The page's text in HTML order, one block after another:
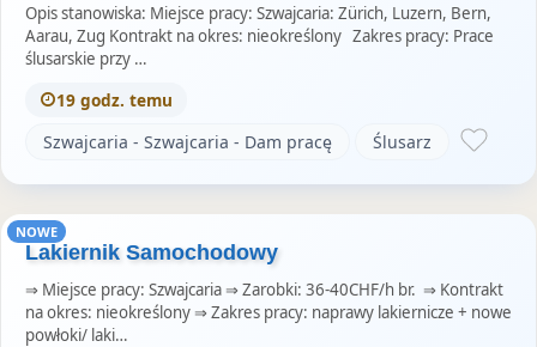
Opis stanowiska: Miejsce pracy: Szwajcaria: Zürich, Luzern, Bern,
Aarau, Zug Kontrakt na okres: nieokreślony Zakres pracy: Prace
ślusarskie przy …
19 godz. temu
Szwajcaria - Szwajcaria - Dam pracę
Ślusarz
NOWE
Lakiernik Samochodowy
⇒ Miejsce pracy: Szwajcaria ⇒ Zarobki: 36-40CHF/h br. ⇒ Kontrakt
na okres: nieokreślony ⇒ Zakres pracy: naprawy lakiernicze + nowe
powłoki/ laki…